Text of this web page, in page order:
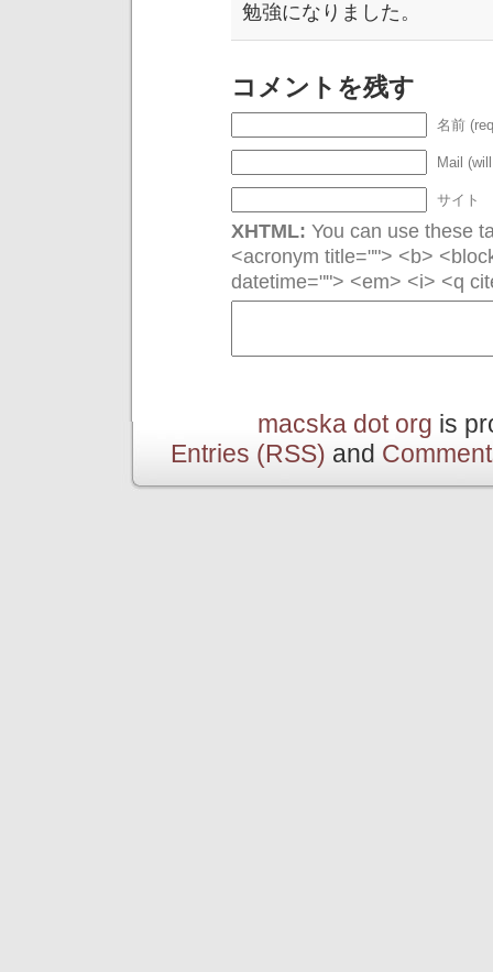
勉強になりました。
コメントを残す
名前
Mail
サイト
XHTML: You can use these
<acronym title=""> <b>
datetime=""> <em> <i> <q
macska dot org is
Entries (RSS) and